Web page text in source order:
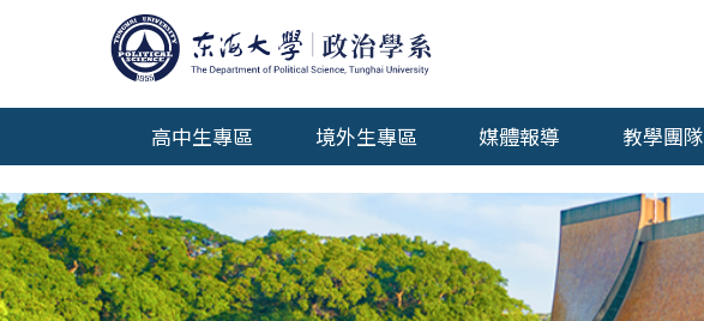
高中生專區 境外生專區 媒體報導 教學團隊
年報專區
測試用